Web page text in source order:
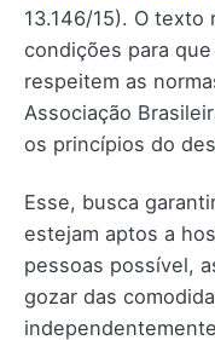
13.146/15). O texto
condições para
respeitem as
Associação
os princípios do
Esse, busca
estejam aptos a
pessoas possível,
gozar das